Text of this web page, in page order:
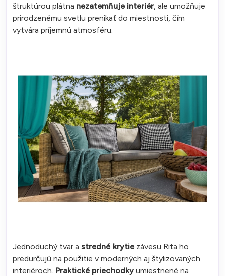
štruktúrou plátna nezatemňuje interiér , ale umožňuje
prirodzenému svetlu prenikať do miestnosti, čím
vytvára príjemnú atmosféru.
Jednoduchý tvar a stredné krytie závesu Rita ho
predurčujú na použitie v moderných aj štylizovaných
interiéroch. Praktické priechodkyumiestnené na